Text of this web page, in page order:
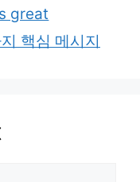
great
핵심 메시지